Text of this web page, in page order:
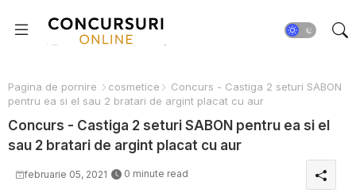
Pagina de pornire cosmetice
Concurs - Castiga 2 seturi SABON
pentru ea si el sau 2 bratari de argint placat cu aur
Concurs - Castiga 2 seturi SABON pentru ea si el
sau 2 bratari de argint placat cu aur
februarie 05, 2021 0 minute read